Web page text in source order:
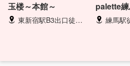
玉楼～本館～
東新宿駅B3出口徒歩１~2分
palette
練馬駅